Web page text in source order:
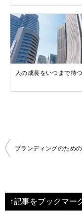
人の成長をいつまで待
投
ビ
ゲ
ブランディングのため
↑記事をブックマー